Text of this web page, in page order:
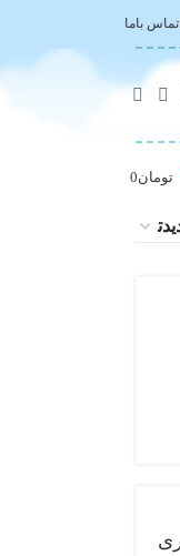
تماس باما
تومان0